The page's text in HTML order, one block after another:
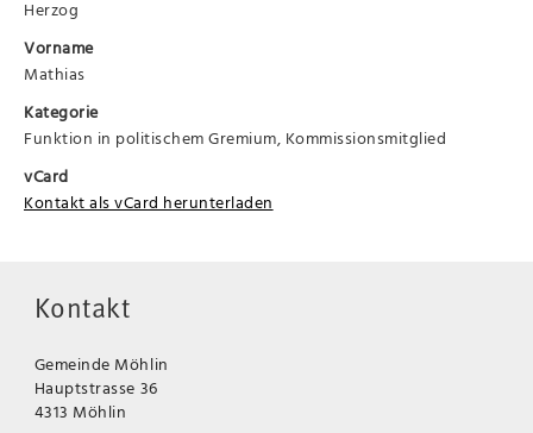
Herzog
Vorname
Mathias
Kategorie
Funktion in politischem Gremium, Kommissionsmitglied
vCard
Kontakt als vCard herunterladen
Kontakt
Gemeinde Möhlin
Hauptstrasse 36
4313 Möhlin